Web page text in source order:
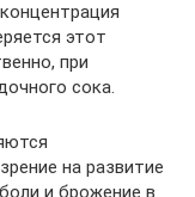
этот
при
сока.
на развитие
и брожение в